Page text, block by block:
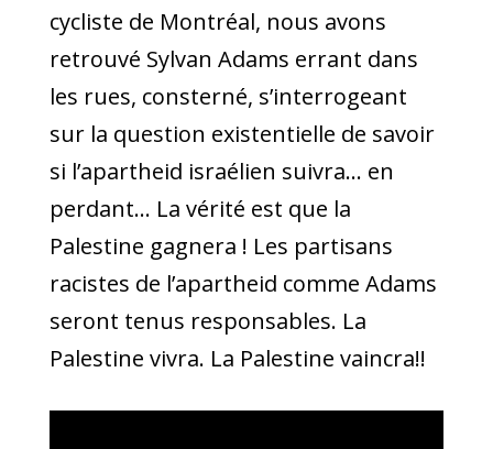
cycliste de Montréal, nous avons
retrouvé Sylvan Adams errant dans
les rues, consterné, s’interrogeant
sur la question existentielle de savoir
si l’apartheid israélien suivra… en
perdant… La vérité est que la
Palestine gagnera ! Les partisans
racistes de l’apartheid comme Adams
seront tenus responsables. La
Palestine vivra. La Palestine vaincra!!